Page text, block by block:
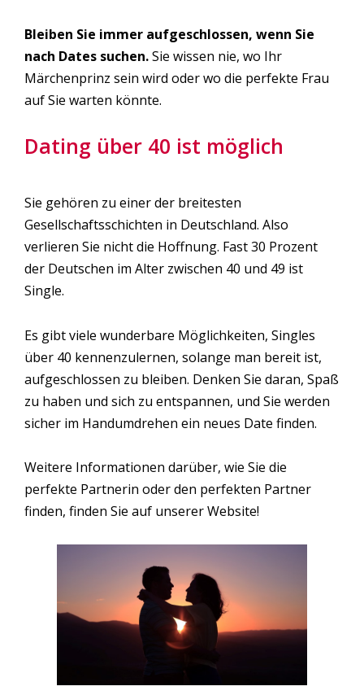
Bleiben Sie immer aufgeschlossen, wenn Sie
nach Dates suchen.Sie wissen nie, wo Ihr
Märchenprinz sein wird oder wo die perfekte Frau
auf Sie warten könnte.
Dating über 40 ist möglich
Sie gehören zu einer der breitesten
Gesellschaftsschichten in Deutschland. Also
verlieren Sie nicht die Hoffnung. Fast 30 Prozent
der Deutschen im Alter zwischen 40 und 49 ist
Single.
Es gibt viele wunderbare Möglichkeiten, Singles
über 40 kennenzulernen, solange man bereit ist,
aufgeschlossen zu bleiben. Denken Sie daran, Spaß
zu haben und sich zu entspannen, und Sie werden
sicher im Handumdrehen ein neues Date finden.
Weitere Informationen darüber, wie Sie die
perfekte Partnerin oder den perfekten Partner
finden, finden Sie auf unserer Website!